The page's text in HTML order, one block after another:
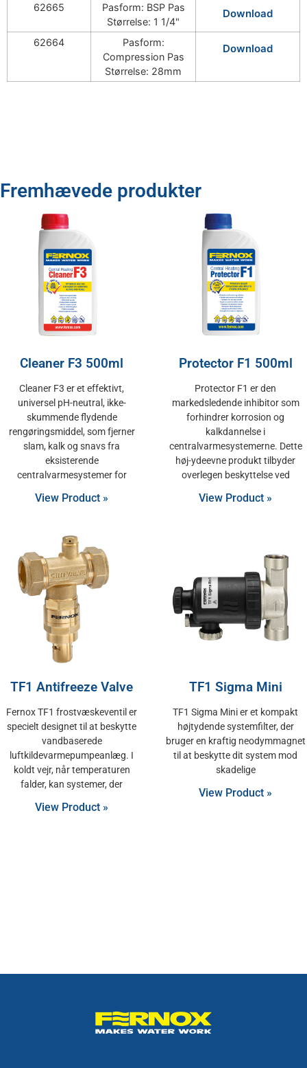
62665
Pasform: BSP Pas
Størrelse: 1 1/4"
Download
62664
Pasform:
Compression Pas
Størrelse: 28mm
Download
Fremhævede produkter
Cleaner F3 500ml
Cleaner F3 er et effektivt,
universel pH-neutral, ikke-
skummende flydende
rengøringsmiddel, som fjerner
slam, kalk og snavs fra
eksisterende
centralvarmesystemer for
View Product »
Protector F1 500ml
Protector F1 er den
markedsledende inhibitor som
forhindrer korrosion og
kalkdannelse i
centralvarmesystemerne. Dette
høj-ydeevne produkt tilbyder
overlegen beskyttelse ved
View Product »
TF1 Antifreeze Valve
Fernox TF1 frostvæskeventil er
specielt designet til at beskytte
vandbaserede
luftkildevarmepumpeanlæg. I
koldt vejr, når temperaturen
falder, kan systemer, der
View Product »
TF1 Sigma Mini
TF1 Sigma Mini er et kompakt
højtydende systemfilter, der
bruger en kraftig neodymmagnet
til at beskytte dit system mod
skadelige
View Product »